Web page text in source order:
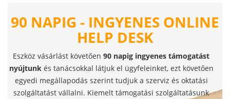
90 NAPIG - INGYENES ONLINE
HELP DESK
Eszköz vásárlást követően 90 napig ingyenes támogatást
nyújtunkés tanácsokkal látjuk el ügyfeleinket, ezt követően
egyedi megállapodás szerint tudjuk a szerviz és oktatási
szolgáltatást vállalni. Kiemelt támogatási szolgáltatásunk